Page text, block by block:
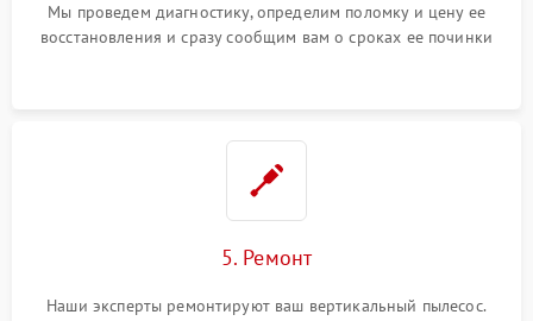
Мы проведем диагностику, определим поломку и цену ее
восстановления и сразу сообщим вам о сроках ее починки
5. Ремонт
Наши эксперты ремонтируют ваш вертикальный пылесос.